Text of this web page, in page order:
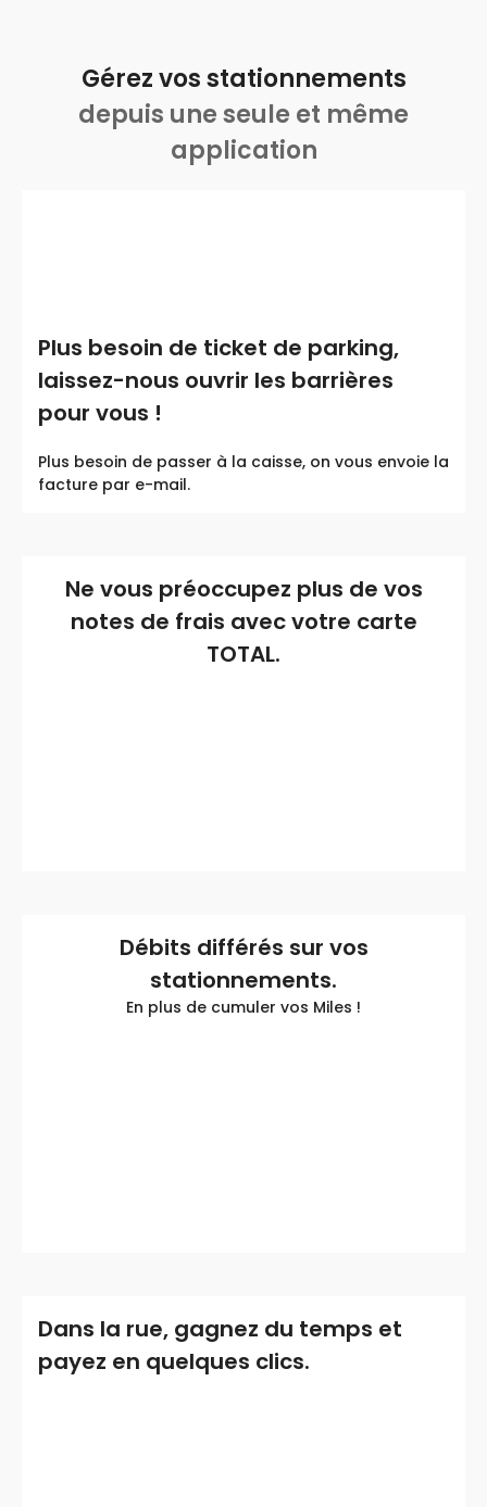
Gérez vos stationnements
depuis une seule et même
application
Plus besoin de ticket de parking,
laissez-nous ouvrir les barrières
pour vous !
Plus besoin de passer à la caisse, on vous envoie la
facture par e-mail.
Ne vous préoccupez plus de vos
notes de frais avec votre carte
TOTAL.
Débits différés sur vos
stationnements.
En plus de cumuler vos Miles !
Dans la rue, gagnez du temps et
payez en quelques clics.